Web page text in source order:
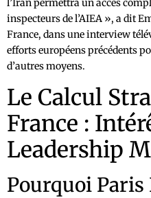
l’Iran permettra un accès
inspecteurs de l’AIEA », a dit
France, dans une interview
efforts européens précédents
d’autres moyens.
Le Calcul
France :
Leadership
Pourquoi Paris